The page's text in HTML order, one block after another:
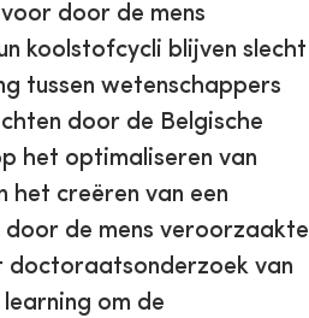
door de mens
koolstofcycli blijven slecht
tussen wetenschappers
door de Belgische
het optimaliseren van
het creëren van een
de mens veroorzaakte
doctoraatsonderzoek van
om de